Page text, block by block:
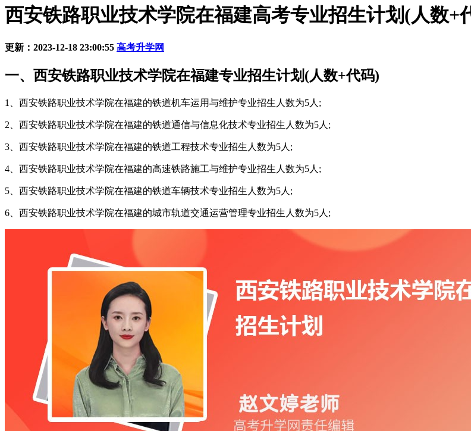
西安铁路职业技术学院在福建高考专业招生计划(人数+
更新：2023-12-18 23:00:55 高考升学网
一、西安铁路职业技术学院在福建专业招生计划(人数+代码)
1、西安铁路职业技术学院在福建的铁道机车运用与维护专业招生人数为5人;
2、西安铁路职业技术学院在福建的铁道通信与信息化技术专业招生人数为5人;
3、西安铁路职业技术学院在福建的铁道工程技术专业招生人数为5人;
4、西安铁路职业技术学院在福建的高速铁路施工与维护专业招生人数为5人;
5、西安铁路职业技术学院在福建的铁道车辆技术专业招生人数为5人;
6、西安铁路职业技术学院在福建的城市轨道交通运营管理专业招生人数为5人;